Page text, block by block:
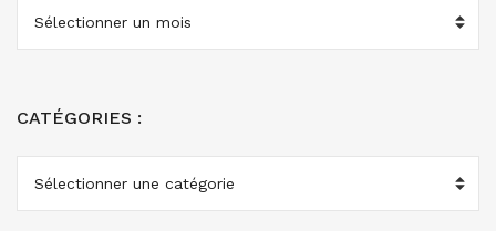
CATÉGORIES :
CATÉGORIES